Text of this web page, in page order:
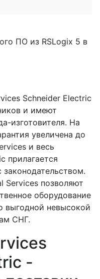
ПО из RSLogix 5 в
Schneider Electric
и имеют
изготовителя. На
увеличена до
и весь
прилагается
Services позволяют
оборудование
выгодной невысокой
СНГ.
-